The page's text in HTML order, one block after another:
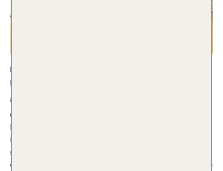
Urlaub 2026: Top Reiseziele und
angesagte Trends
09.10.2025
Du suchst nach Inspiration für deinen nächsten Urlaub und
fragst dich, welche Ziele und Aktivitäten besonders angesagt
sind? Wir haben die spannendsten Reisetrends 2026 für
dich im Blick. Um dir bei der Planung deines Traumurlaubs zu